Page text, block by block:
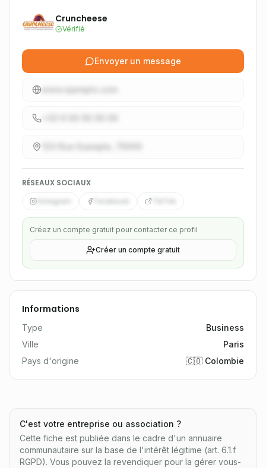
Cruncheese
Vérifié
Envoyer un message
www.ejemplo.com
123 Rue Example, 75000
RÉSEAUX SOCIAUX
Créez un compte gratuit pour contacter ce profil
Créer un compte gratuit
Informations
Type
Business
Ville
Paris
Pays d'origine
🇨🇴 Colombie
C'est votre entreprise ou association ?
Cette fiche est publiée dans le cadre d'un annuaire
communautaire sur la base de l'intérêt légitime (art. 6.1.f
RGPD). Vous pouvez la revendiquer pour la gérer vous-